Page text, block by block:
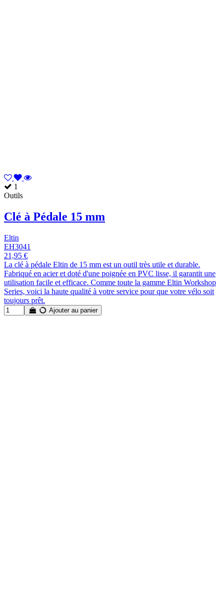
1
Outils
Clé à Pédale 15 mm
Eltin
EH3041
21,95 €
La clé à pédale Eltin de 15 mm est un outil très utile et durable.
Fabriqué en acier et doté d'une poignée en PVC lisse, il garantit une
utilisation facile et efficace. Comme toute la gamme Eltin Workshop
Series, voici la haute qualité à votre service pour que votre vélo soit
toujours prêt.
Ajouter au panier